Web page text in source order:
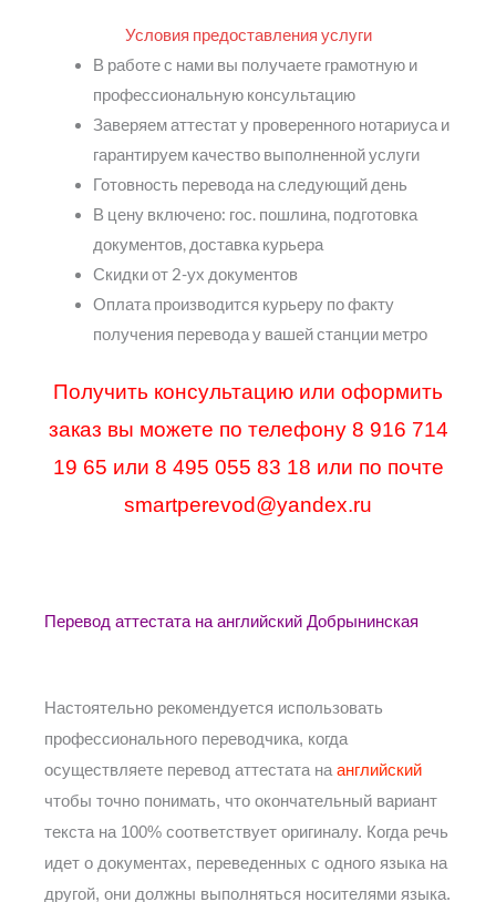
Условия предоставления услуги
В работе с нами вы получаете грамотную и
профессиональную консультацию
Заверяем аттестат у проверенного нотариуса и
гарантируем качество выполненной услуги
Готовность перевода на следующий день
В цену включено: гос. пошлина, подготовка
документов, доставка курьера
Скидки от 2-ух документов
Оплата производится курьеру по факту
получения перевода у вашей станции метро
Получить консультацию или оформить
заказ вы можете по телефону 8 916 714
19 65 или 8 495 055 83 18 или по почте
smartperevod@yandex.ru
Перевод аттестата на английский Добрынинская
Настоятельно рекомендуется использовать
профессионального переводчика, когда
осуществляете перевод аттестата на английский
чтобы точно понимать, что окончательный вариант
текста на 100% соответствует оригиналу. Когда речь
идет о документах, переведенных с одного языка на
другой, они должны выполняться носителями языка.